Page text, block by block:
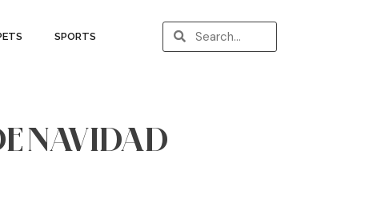
SPORTS
NAVIDAD